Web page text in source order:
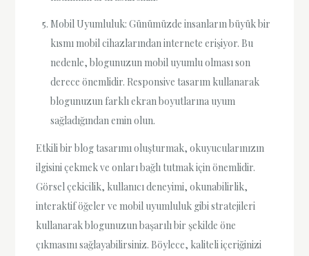
Mobil Uyumluluk: Günümüzde insanların büyük bir
kısmı mobil cihazlarından internete erişiyor. Bu
nedenle, blogunuzun mobil uyumlu olması son
derece önemlidir. Responsive tasarım kullanarak
blogunuzun farklı ekran boyutlarına uyum
sağladığından emin olun.
Etkili bir blog tasarımı oluşturmak, okuyucularınızın
ilgisini çekmek ve onları bağlı tutmak için önemlidir.
Görsel çekicilik, kullanıcı deneyimi, okunabilirlik,
interaktif öğeler ve mobil uyumluluk gibi stratejileri
kullanarak blogunuzun başarılı bir şekilde öne
çıkmasını sağlayabilirsiniz. Böylece, kaliteli içeriğinizi